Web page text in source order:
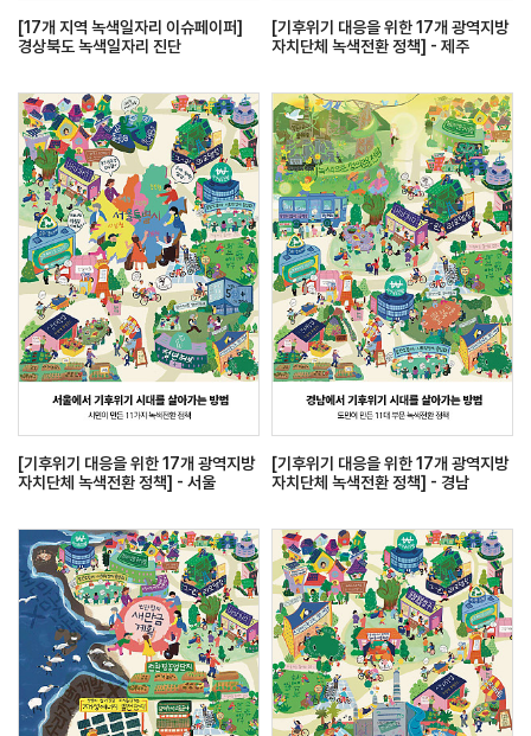
[17개 지역 녹색일자리 이슈페이퍼]
경상북도 녹색일자리 진단
[기후위기 대응을 위한 17개 광역지방
자치단체 녹색전환 정책] - 제주
[기후위기 대응을 위한 17개 광역지방
자치단체 녹색전환 정책] - 서울
[기후위기 대응을 위한 17개 광역지방
자치단체 녹색전환 정책] - 경남